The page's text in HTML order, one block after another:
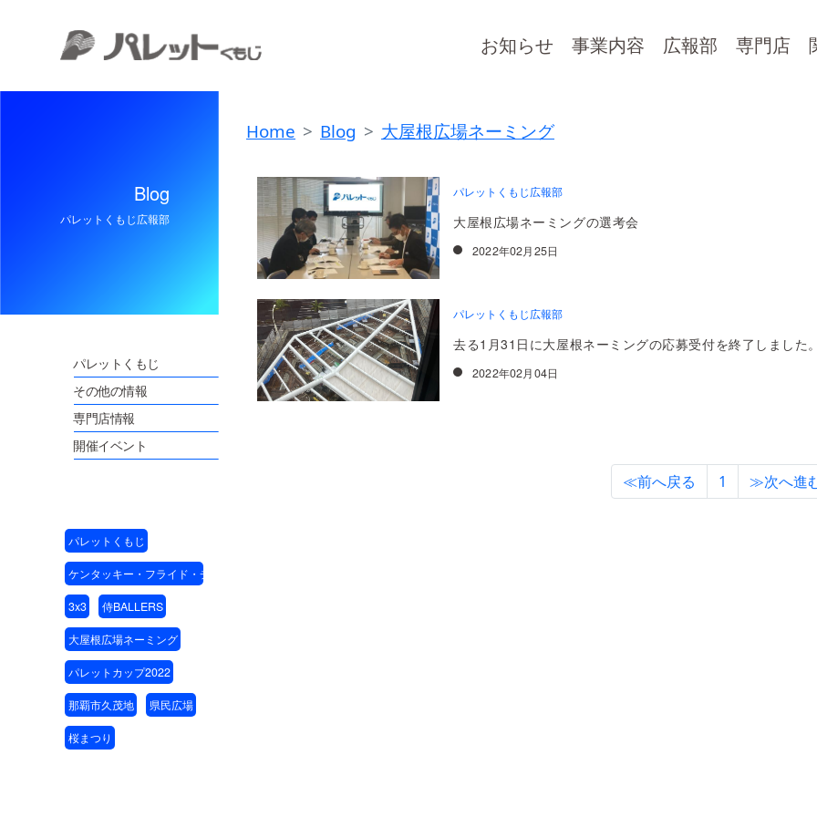
お知らせ 事業内容 広報部 専門店
久茂地都市開発株式会社
パレット広報部
Blog
パレットくもじ広報部
パレットくもじ
その他の情報
専門店情報
開催イベント
パレットくもじ
ケンタッキー・フライド・チキン
3x3
侍BALLERS
大屋根広場ネーミング
パレットカップ2022
那覇市久茂地
県民広場
桜まつり
Home Blog 大屋根広場ネーミング
パレットくもじ広報部
大屋根広場ネーミングの選考会
2022年02月25日
パレットくもじ広報部
去る1月31日に大屋根ネーミングの応募受付を終了しました
2022年02月04日
≪前へ戻る 1 ≫次へ進